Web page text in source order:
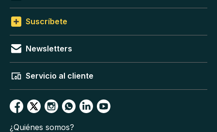
Suscríbete
Newsletters
Servicio al cliente
¿Quiénes somos?